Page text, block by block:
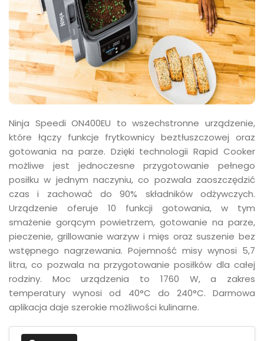
Ninja Speedi ON400EU to wszechstronne urządzenie,
które łączy funkcje frytkownicy beztłuszczowej oraz
gotowania na parze. Dzięki technologii Rapid Cooker
możliwe jest jednoczesne przygotowanie pełnego
posiłku w jednym naczyniu, co pozwala zaoszczędzić
czas i zachować do 90% składników odżywczych.
Urządzenie oferuje 10 funkcji gotowania, w tym
smażenie gorącym powietrzem, gotowanie na parze,
pieczenie, grillowanie warzyw i mięs oraz suszenie bez
wstępnego nagrzewania. Pojemność misy wynosi 5,7
litra, co pozwala na przygotowanie posiłków dla całej
rodziny. Moc urządzenia to 1760 W, a zakres
temperatury wynosi od 40°C do 240°C. Darmowa
aplikacja daje szerokie możliwości kulinarne.